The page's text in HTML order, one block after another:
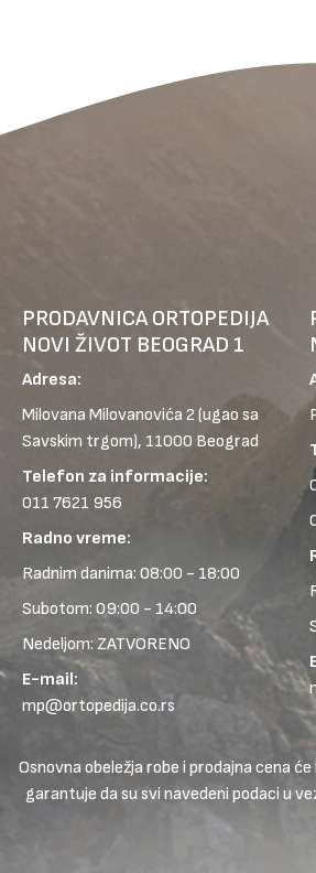
PRODAVNICA ORTOPEDIJA
NOVI ŽIVOT BEOGRAD 1
Adresa:
Milovana Milovanovića 2 (ugao sa
Savskim trgom), 11000 Beograd
Telefon za informacije:
011 7621 956
Radno vreme:
Radnim danima: 08:00 - 18:00
Subotom: 09:00 - 14:00
Nedeljom: ZATVORENO
E-mail:
mp@ortopedija.co.rs
Osnovna obeležja robe i prodajna cena
garantuje da su svi navedeni podaci u